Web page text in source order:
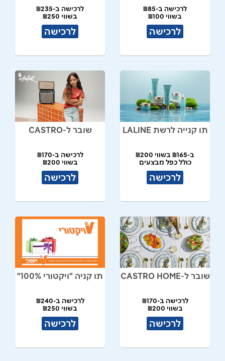
לרכישה ב-₪85
בשווי ₪100
לרכישה
לרכישה ב-₪235
בשווי ₪250
לרכישה
תו קנייה לרשת LALINE
ב-₪165 בשווי ₪200
כולל כפל מבצעים
לרכישה
שובר ל-CASTRO
לרכישה ב-₪170
בשווי ₪200
לרכישה
שובר ל-CASTRO HOME
לרכישה ב-₪170
בשווי ₪200
לרכישה
תו קניה "ויקטורי 100%"
לרכישה ב-₪240
בשווי ₪250
לרכישה